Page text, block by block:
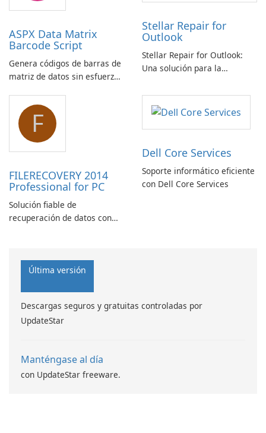
ASPX Data Matrix
Barcode Script
Genera códigos de barras de
matriz de datos sin esfuerzo
barras de matriz de datos
ASPX
Stellar Repair for
Outlook
Stellar Repair for Outlook:
Una solución para la
electrónico
F
FILERECOVERY 2014
Professional for PC
Solución fiable de
recuperación de datos con
Dell Core Services
Soporte informático eficiente
con Dell Core Services
Última versión
Descargas seguros y gratuitas controladas por
UpdateStar
Manténgase al día
con UpdateStar freeware.